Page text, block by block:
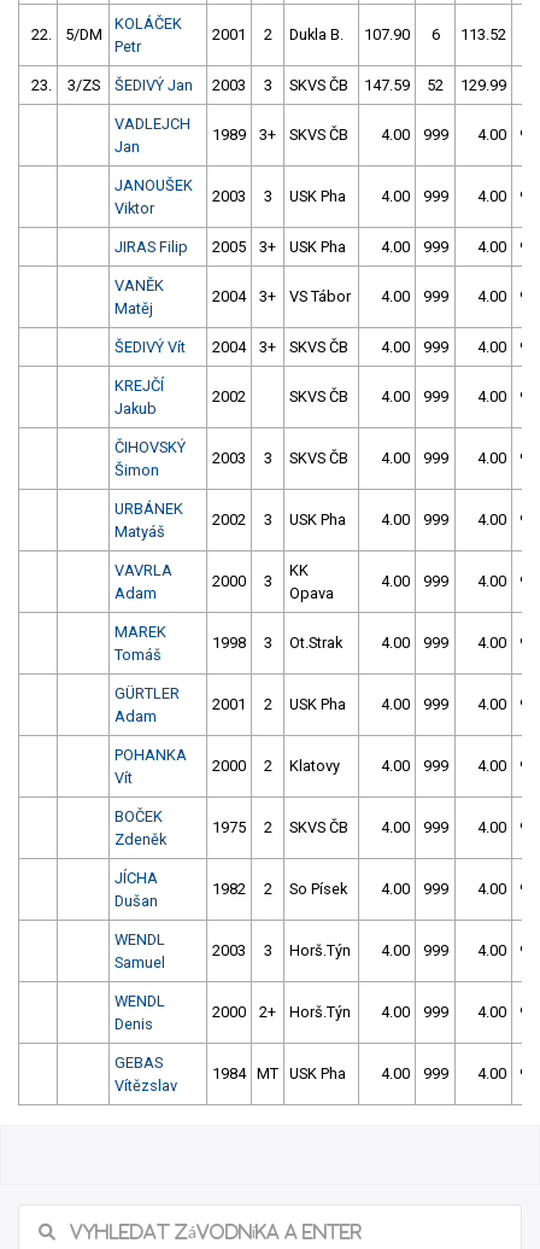
22. 5/DM
KOLÁČEK
Petr
2001 2 Dukla B. 107.90 6 113.52
23. 3/ZS ŠEDIVÝ Jan 2003 3 SKVS ČB 147.59 52 129.99
VADLEJCH
Jan
1989 3+ SKVS ČB 4.00 999 4.00
JANOUŠEK
Viktor
2003 3 USK Pha 4.00 999 4.00
JIRAS Filip 2005 3+ USK Pha 4.00 999 4.00
VANĚK
Matěj
2004 3+ VS Tábor 4.00 999 4.00
ŠEDIVÝ Vít 2004 3+ SKVS ČB 4.00 999 4.00
KREJČÍ
Jakub
2002 SKVS ČB 4.00 999 4.00
ČIHOVSKÝ
Šimon
2003 3 SKVS ČB 4.00 999 4.00
URBÁNEK
Matyáš
2002 3 USK Pha 4.00 999 4.00
VAVRLA
Adam
2000 3
KK
Opava
4.00 999 4.00
MAREK
Tomáš
1998 3 Ot.Strak 4.00 999 4.00
GÜRTLER
Adam
2001 2 USK Pha 4.00 999 4.00
POHANKA
Vít
2000 2 Klatovy 4.00 999 4.00
BOČEK
Zdeněk
1975 2 SKVS ČB 4.00 999 4.00
JÍCHA
Dušan
1982 2 So Písek 4.00 999 4.00
WENDL
Samuel
2003 3 Horš.Týn 4.00 999 4.00
WENDL
Denis
2000 2+ Horš.Týn 4.00 999 4.00
GEBAS
Vítězslav
1984 MT USK Pha 4.00 999 4.00